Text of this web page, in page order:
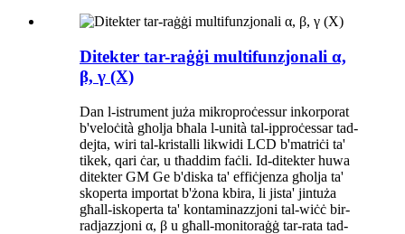
Ditekter tar-raġġi multifunzjonali α,
β, γ (X)
Dan l-istrument juża mikroproċessur inkorporat
b'veloċità għolja bħala l-unità tal-ipproċessar tad-
dejta, wiri tal-kristalli likwidi LCD b'matriċi ta'
tikek, qari ċar, u tħaddim faċli. Id-ditekter huwa
ditekter GM Ge b'diska ta' effiċjenza għolja ta'
skoperta importat b'żona kbira, li jista' jintuża
għall-iskoperta ta' kontaminazzjoni tal-wiċċ bir-
radjazzjoni α, β u għall-monitoraġġ tar-rata tad-